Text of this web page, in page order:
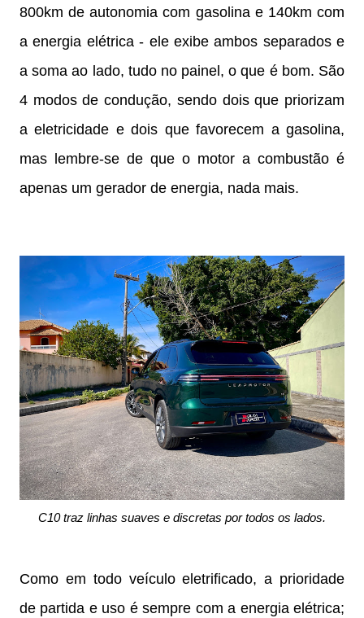
800km de autonomia com gasolina e 140km com
a energia elétrica - ele exibe ambos separados e
a soma ao lado, tudo no painel, o que é bom. São
4 modos de condução, sendo dois que priorizam
a eletricidade e dois que favorecem a gasolina,
mas lembre-se de que o motor a combustão é
apenas um gerador de energia, nada mais.
C10 traz linhas suaves e discretas por todos os lados.
Como em todo veículo eletrificado, a prioridade
de partida e uso é sempre com a energia elétrica;